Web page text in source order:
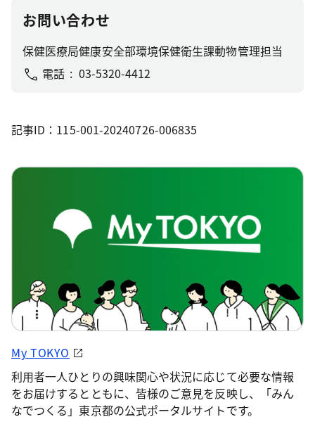
お問い合わせ
保健医療局健康安全部環境保健衛生課動物管理担当
電話
03-5320-4412
記事ID：115-001-20240726-006835
My TOKYO
利用者一人ひとりの興味関心や状況に応じて必要な情報
をお届けするとともに、皆様のご意見を反映し、「みん
なでつくる」東京都の公式ポータルサイトです。